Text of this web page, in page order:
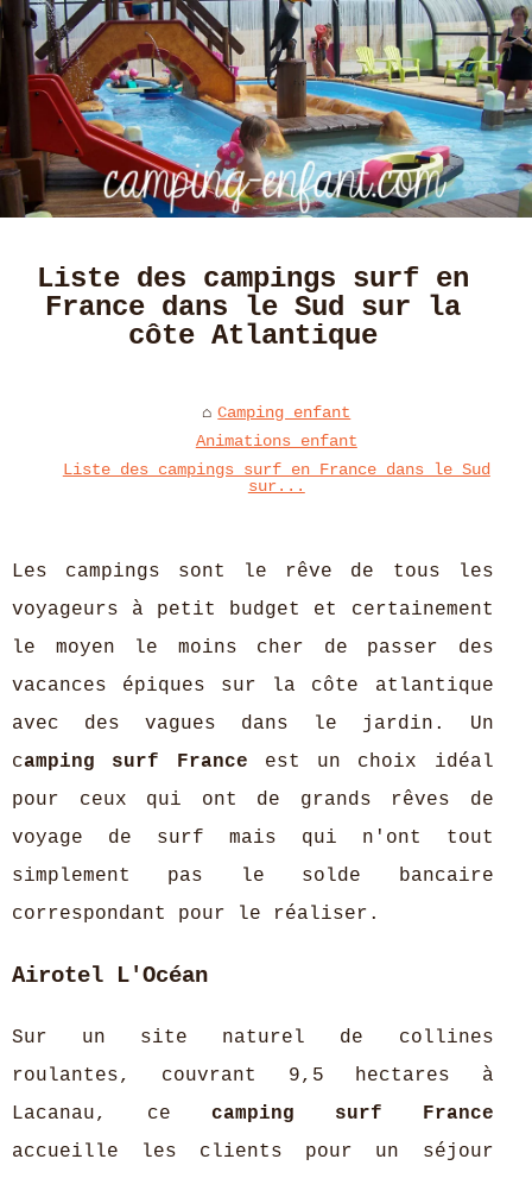
Liste des campings surf en
France dans le Sud sur la
côte Atlantique
Camping enfant
Animations enfant
Liste des campings surf en France dans le Sud
sur...
Les campings sont le rêve de tous les
voyageurs à petit budget et certainement
le moyen le moins cher de passer des
vacances épiques sur la côte atlantique
avec des vagues dans le jardin. Un
camping surf France est un choix idéal
pour ceux qui ont de grands rêves de
voyage de surf mais qui n'ont tout
simplement pas le solde bancaire
correspondant pour le réaliser.
Airotel L'Océan
Sur un site naturel de collines
roulantes, couvrant 9,5 hectares à
Lacanau, ce camping surf France
accueille les clients pour un séjour